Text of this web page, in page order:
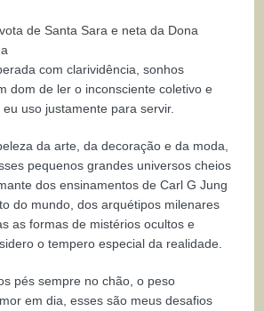
de Santa Sara e neta da Dona
com clarividência, sonhos
dom de ler o inconsciente coletivo e
uso justamente para servir.
da arte, da decoração e da moda,
pequenos grandes universos cheios
dos ensinamentos de Carl G Jung
do mundo, dos arquétipos milenares
as formas de mistérios ocultos e
o tempero especial da realidade.
pés sempre no chão, o peso
em dia, esses são meus desafios